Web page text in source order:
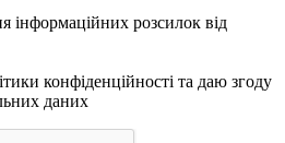
інформаційних розсилок від
конфіденційності та даю згоду
даних